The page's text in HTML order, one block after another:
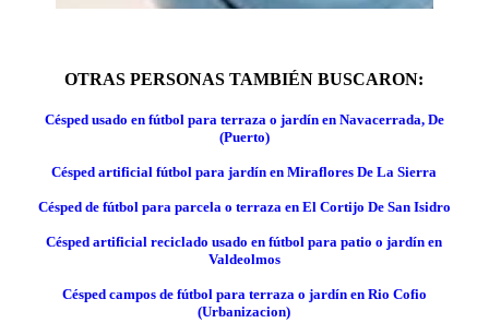
OTRAS PERSONAS TAMBIÉN BUSCARON:
Césped usado en fútbol para terraza o jardín en Navacerrada, De
(Puerto)
Césped artificial fútbol para jardín en Miraflores De La Sierra
Césped de fútbol para parcela o terraza en El Cortijo De San Isidro
Césped artificial reciclado usado en fútbol para patio o jardín en
Valdeolmos
Césped campos de fútbol para terraza o jardín en Rio Cofio
(Urbanizacion)